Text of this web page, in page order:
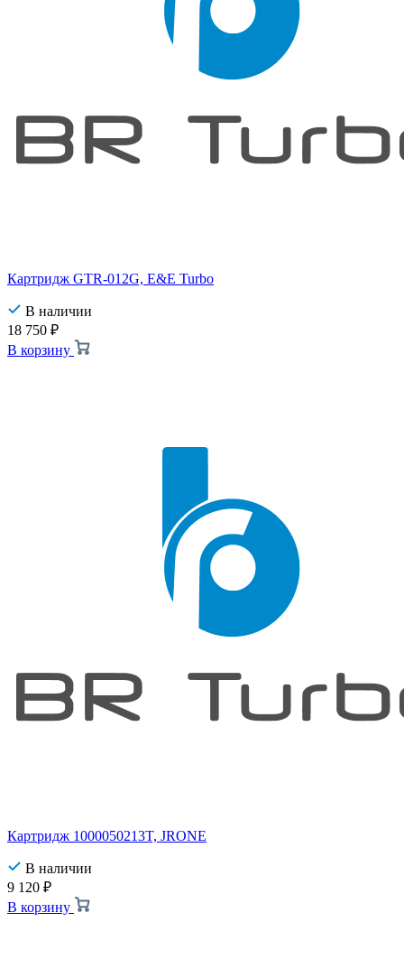
Картридж GTR-012G, E&E Turbo
В наличии
18 750 ₽
В корзину
Картридж 1000050213T, JRONE
В наличии
9 120 ₽
В корзину